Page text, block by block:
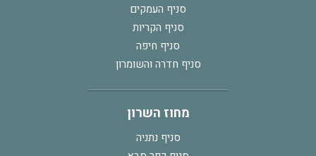
סניף העמקים
סניף הקריות
סניף חיפה
סניף חדרה והשומרון
מחוז השרון
סניף נתניה